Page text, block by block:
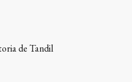
de Tandil